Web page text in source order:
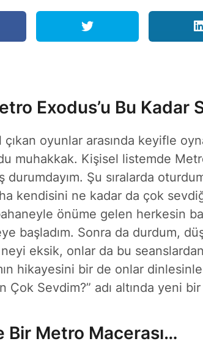
Exodus’u Bu Kadar
oyunlar arasında keyifle
muhakkak. Kişisel listemde
durumdayım. Şu sıralarda
kendisini ne kadar da çok
önüme gelen herkesin
başladım. Sonra da durdum,
neyi eksik, onlar da bu
hikayesini bir de onlar
Çok Sevdim?” adı altında yeni
Bir Metro Macerası…